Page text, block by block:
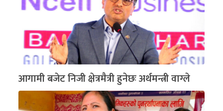
आगामी बजेट निजी क्षेत्रमैत्री हुनेछः अर्थमन्त्री वाग्ले